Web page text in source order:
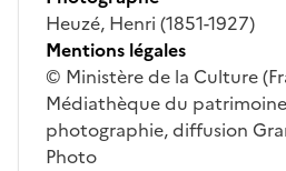
Heuzé, Henri (1851-1927)
Mentions légales
© Ministère de la Culture
Médiathèque du
photographie, diffusion
Photo